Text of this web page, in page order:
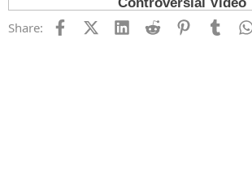
Share: FacebookX (Twitter)
LinkedInReddit Pinterest